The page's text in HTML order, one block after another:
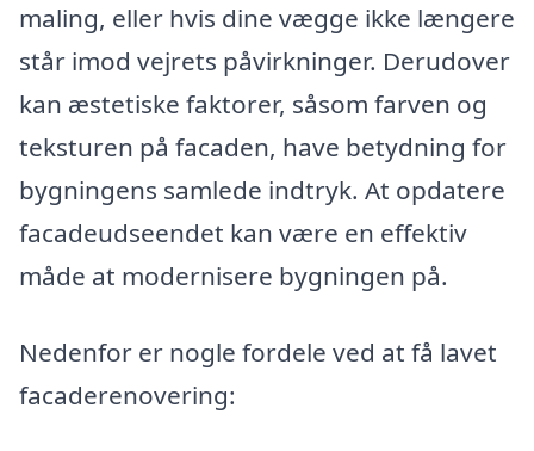
maling, eller hvis dine vægge ikke længere
står imod vejrets påvirkninger. Derudover
kan æstetiske faktorer, såsom farven og
teksturen på facaden, have betydning for
bygningens samlede indtryk. At opdatere
facadeudseendet kan være en effektiv
måde at modernisere bygningen på.
Nedenfor er nogle fordele ved at få lavet
facaderenovering: